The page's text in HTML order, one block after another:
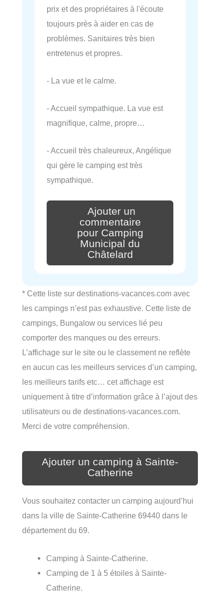
prix et des propriétaires à l'écoute
toujours près à aider en cas de
problèmes. Sanitaires très bien
entretenus et propres.
- La vue et le calme.
- Accueil sympathique. La vue est
magnifique, calme, propre…
- Accueil très chaleureux, Angélique
qui gère le camping est très
sympathique.
Ajouter un
commentaire
pour Camping
Municipal du
Châtelard
* Cette liste sur destinations-vacances.com avec
les campings n’est pas exhaustive. Cette liste de
campings, Bungalow ou services lié peu
comporter des manques ou des erreurs.
L’affichage sur le site ou le classement ne reflète
en aucun cas les meilleurs services d’un camping,
les meilleurs tarifs etc… cet affichage est
uniquement à titre d’information grâce à l’ajout des
utilisateurs ou de destinations-vacances.com.
Merci de votre compréhension.
Ajouter un camping à Sainte-
Catherine
Vous souhaitez contacter un camping aujourd’hui
dans la ville de Sainte-Catherine 69440 dans le
département du 69.
Camping à Sainte-Catherine.
Camping de 1 à 5 étoiles à Sainte-
Catherine.